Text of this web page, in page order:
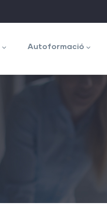
Autoformació